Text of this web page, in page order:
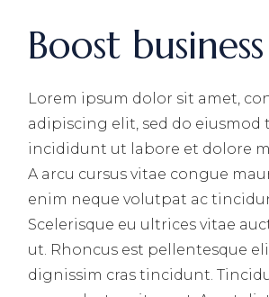
Boost business
Lorem ipsum dolor sit amet,
adipiscing elit, sed do eiusmod
incididunt ut labore et dolore
A arcu cursus vitae congue
enim neque volutpat ac
Scelerisque eu ultrices vitae
ut. Rhoncus est pellentesque
dignissim cras tincidunt.